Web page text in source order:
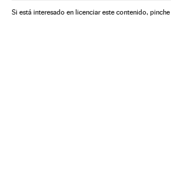
Si está interesado en licenciar este contenido, pinche